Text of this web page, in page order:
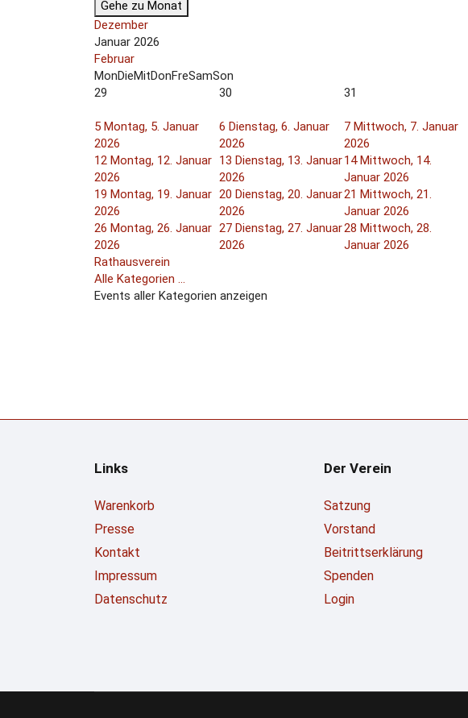
Gehe zu Monat
Dezember
Januar 2026
Februar
MonDieMitDonFreSamSon
29
30 31
5 Montag, 5. Januar
2026
6 Dienstag, 6. Januar
2026
7 Mittwoch, 7. Januar
2026
12 Montag, 12. Januar
2026
13 Dienstag, 13. Januar
2026
14 Mittwoch, 14.
Januar 2026
19 Montag, 19. Januar
2026
20 Dienstag, 20. Januar
2026
21 Mittwoch, 21.
Januar 2026
26 Montag, 26. Januar
2026
27 Dienstag, 27. Januar
2026
28 Mittwoch, 28.
Januar 2026
Rathausverein
Alle Kategorien ...
Events aller Kategorien anzeigen
Links
Warenkorb
Presse
Kontakt
Impressum
Datenschutz
Der Verein
Satzung
Vorstand
Beitrittserklärung
Spenden
Login